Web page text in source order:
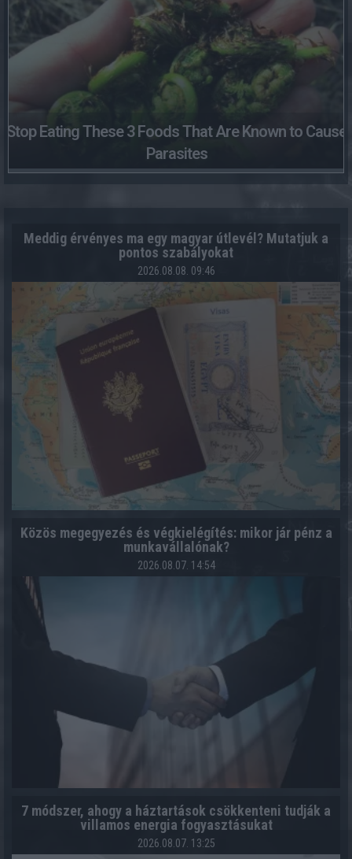
Stop Eating These 3 Foods That Are Known to Cause
Parasites
Meddig érvényes ma egy magyar útlevél? Mutatjuk a
pontos szabályokat
2026.08.08. 09:46
Közös megegyezés és végkielégítés: mikor jár pénz a
munkavállalónak?
2026.08.07. 14:54
7 módszer, ahogy a háztartások csökkenteni tudják a
villamos energia fogyasztásukat
2026.08.07. 13:25